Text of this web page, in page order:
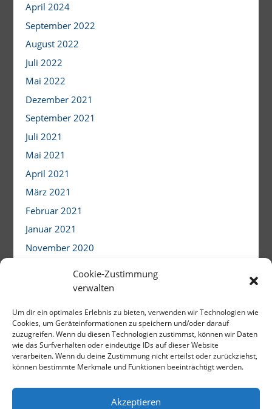
Cookie-Zustimmung
verwalten
Um dir ein optimales Erlebnis zu bieten, verwenden wir Technologien wie
Cookies, um Geräteinformationen zu speichern und/oder darauf
zuzugreifen. Wenn du diesen Technologien zustimmst, können wir Daten
wie das Surfverhalten oder eindeutige IDs auf dieser Website
verarbeiten. Wenn du deine Zustimmung nicht erteilst oder zurückziehst,
können bestimmte Merkmale und Funktionen beeinträchtigt werden.
Akzeptieren
April 2024
September 2022
August 2022
Juli 2022
Mai 2022
Dezember 2021
September 2021
Juli 2021
Mai 2021
April 2021
März 2021
Februar 2021
Januar 2021
November 2020
August 2020
Dezember 2019
November 2019
Mai 2019